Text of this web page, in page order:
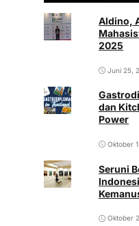
Aldino,
2025
Juni 25,
dan
Power
Oktober
Seruni
Oktober